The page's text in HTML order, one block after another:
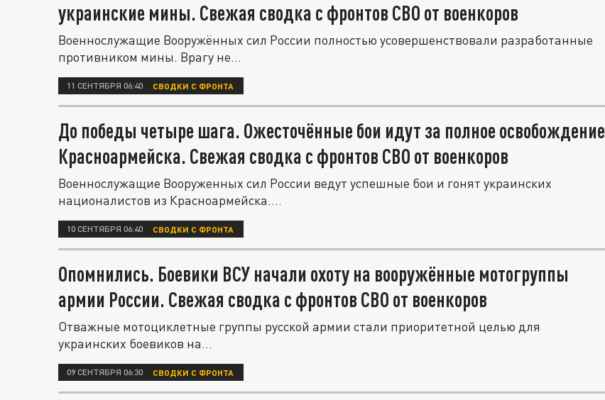
украинские мины. Свежая сводка с фронтов СВО от военкоров
Военнослужащие Вооружённых сил России полностью усовершенствовали разработанные
противником мины. Врагу не...
11 СЕНТЯБРЯ 06:40 СВОДКИ С ФРОНТА
До победы четыре шага. Ожесточённые бои идут за полное освобождение
Красноармейска. Свежая сводка с фронтов СВО от военкоров
Военнослужащие Вооруженных сил России ведут успешные бои и гонят украинских
националистов из Красноармейска....
10 СЕНТЯБРЯ 06:40 СВОДКИ С ФРОНТА
Опомнились. Боевики ВСУ начали охоту на вооружённые мотогруппы
армии России. Свежая сводка с фронтов СВО от военкоров
Отважные мотоциклетные группы русской армии стали приоритетной целью для
украинских боевиков на...
09 СЕНТЯБРЯ 06:30 СВОДКИ С ФРОНТА